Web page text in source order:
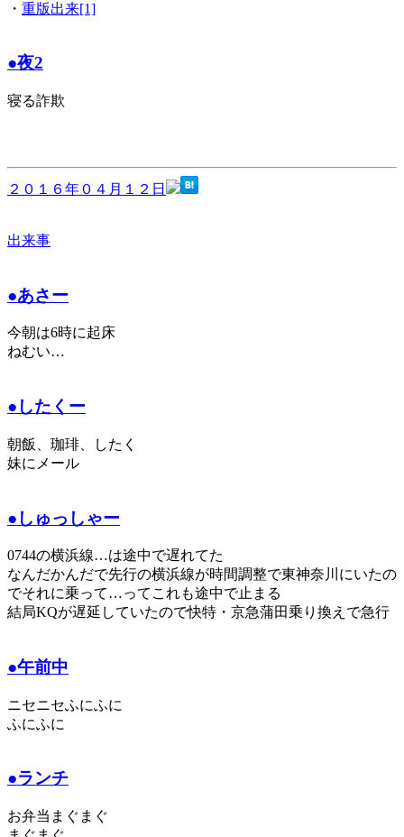
・ 重版出来[1]
●夜2
寝る詐欺
２０１６年０４月１２日
出来事
●あさー
今朝は6時に起床
ねむい…
●したくー
朝飯、珈琲、したく
妹にメール
●しゅっしゃー
0744の横浜線…は途中で遅れてた
なんだかんだで先行の横浜線が時間調整で東神奈川にいたの
でそれに乗って…ってこれも途中で止まる
結局KQが遅延していたので快特・京急蒲田乗り換えで急行
●午前中
ニセニセふにふに
ふにふに
●ランチ
お弁当まぐまぐ